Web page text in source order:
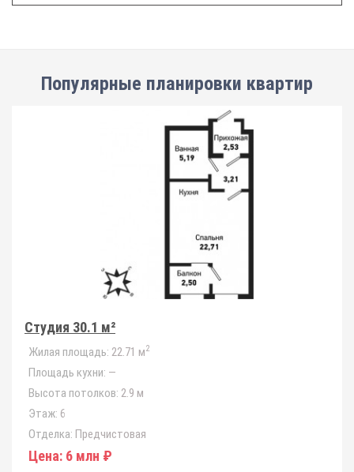
Популярные планировки квартир
Студия 30.1 м²
Жилая площадь: 22.71 м2
Площадь кухни: —
Высота потолков: 2.9 м
Этаж: 6
Отделка: Предчистовая
Цена: 6 млн ₽